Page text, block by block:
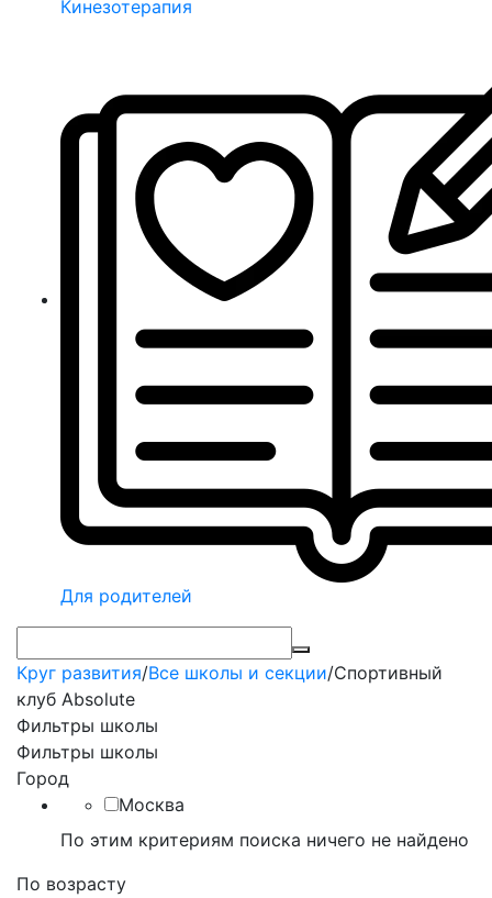
Кинезотерапия
Для родителей
Круг развития/Все школы и секции/Спортивный
клуб Absolute
Фильтры школы
Фильтры школы
Город
Москва
По этим критериям поиска ничего не найдено
По возрасту